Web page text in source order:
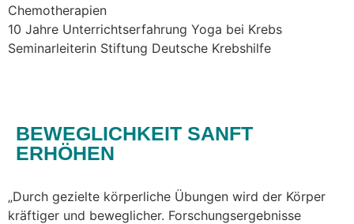
Chemotherapien
10 Jahre Unterrichtserfahrung Yoga bei Krebs
Seminarleiterin Stiftung Deutsche Krebshilfe
BEWEGLICHKEIT SANFT
ERHÖHEN
„Durch gezielte körperliche Übungen wird der Körper
kräftiger und beweglicher. Forschungsergebnisse